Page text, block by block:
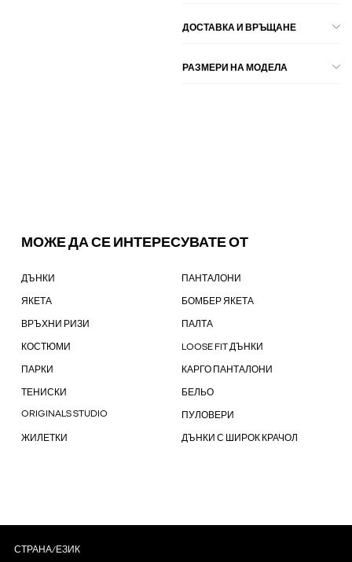
ДОСТАВКА И ВРЪЩАНЕ
РАЗМЕРИ НА МОДЕЛА
МОЖЕ ДА СЕ ИНТЕРЕСУВАТЕ ОТ
ДЪНКИ ПАНТАЛОНИ
ЯКЕТА БОМБЕР ЯКЕТА
ВРЪХНИ РИЗИ ПАЛТА
КОСТЮМИ LOOSE FIT ДЪНКИ
ПАРКИ КАРГО ПАНТАЛОНИ
ТЕНИСКИ БЕЛЬО
ORIGINALS STUDIO ПУЛОВЕРИ
ЖИЛЕТКИ ДЪНКИ С ШИРОК КРАЧОЛ
СТРАНА/ЕЗИК